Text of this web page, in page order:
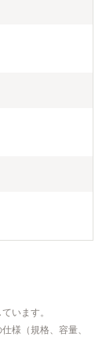
います。
様（規格、容量、